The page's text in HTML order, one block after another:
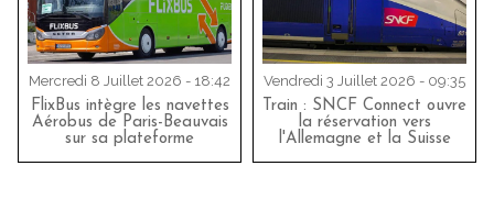
Mercredi 8 Juillet 2026 - 18:42
FlixBus intègre les navettes
Aérobus de Paris-Beauvais
sur sa plateforme
Vendredi 3 Juillet 2026 - 09:35
Train : SNCF Connect ouvre
la réservation vers
l'Allemagne et la Suisse